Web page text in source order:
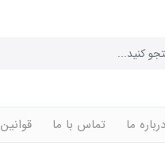
درباره ما تماس با ما قوانین